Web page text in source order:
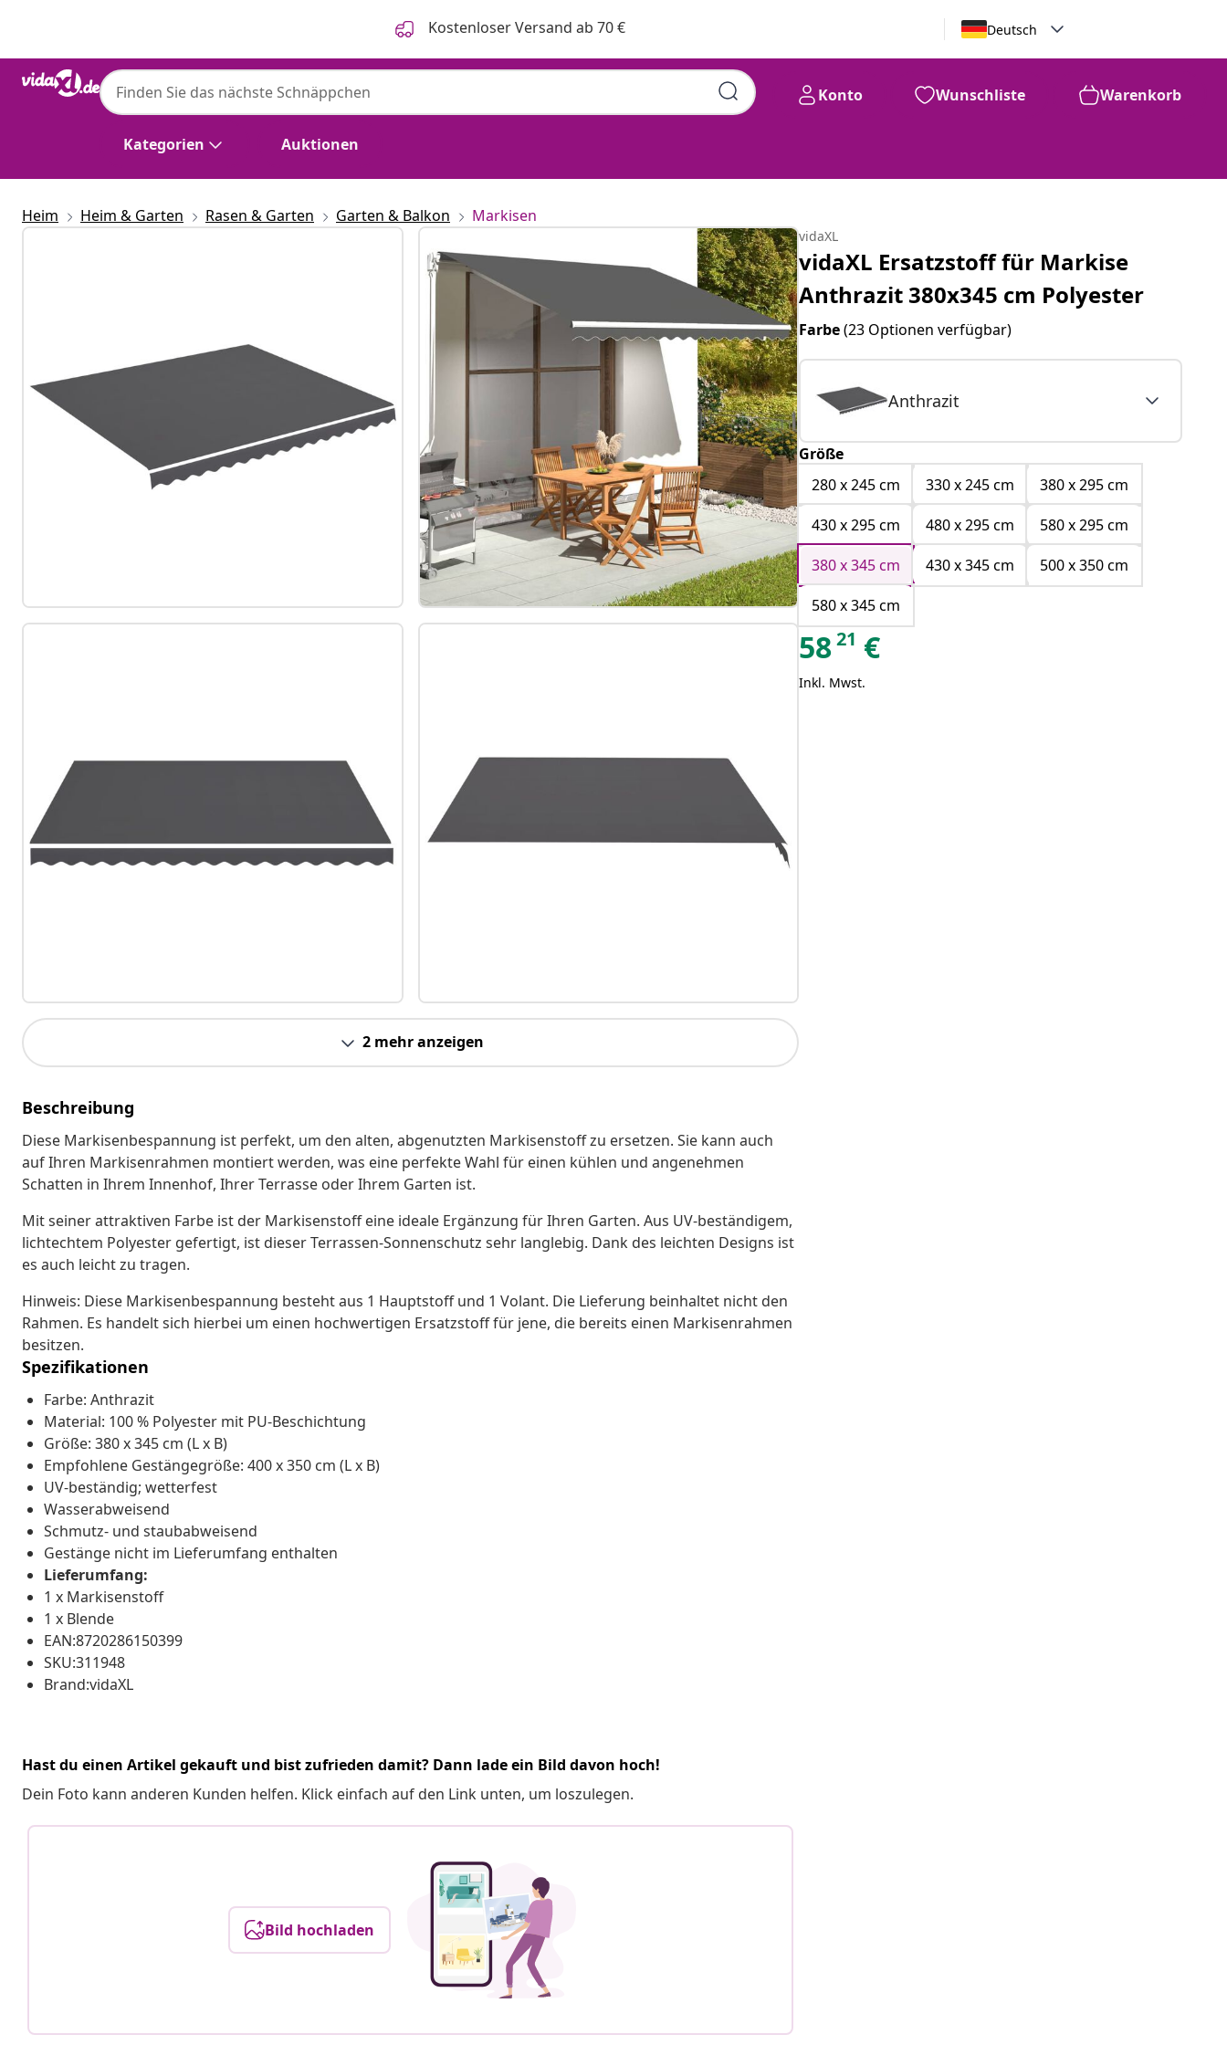
Kostenloser Versand ab 70 € Deutsch
Kategorien Auktionen
Konto Wunschliste Warenkorb
Heim Heim & Garten Rasen & Garten Garten & Balkon Markisen
2 mehr anzeigen
Beschreibung
Diese Markisenbespannung ist perfekt, um den alten, abgenutzten Markisenstoff zu ersetzen. Sie kann auch
auf Ihren Markisenrahmen montiert werden, was eine perfekte Wahl für einen kühlen und angenehmen
Schatten in Ihrem Innenhof, Ihrer Terrasse oder Ihrem Garten ist.
Mit seiner attraktiven Farbe ist der Markisenstoff eine ideale Ergänzung für Ihren Garten. Aus UV-beständigem,
lichtechtem Polyester gefertigt, ist dieser Terrassen-Sonnenschutz sehr langlebig. Dank des leichten Designs ist
es auch leicht zu tragen.
Hinweis: Diese Markisenbespannung besteht aus 1 Hauptstoff und 1 Volant. Die Lieferung beinhaltet nicht den
Rahmen. Es handelt sich hierbei um einen hochwertigen Ersatzstoff für jene, die bereits einen Markisenrahmen
besitzen.
Spezifikationen
Farbe: Anthrazit
Material: 100 % Polyester mit PU-Beschichtung
Größe: 380 x 345 cm (L x B)
Empfohlene Gestängegröße: 400 x 350 cm (L x B)
UV-beständig; wetterfest
Wasserabweisend
Schmutz- und staubabweisend
Gestänge nicht im Lieferumfang enthalten
Lieferumfang:
1 x Markisenstoff
1 x Blende
EAN:8720286150399
SKU:311948
Brand:vidaXL
Hast du einen Artikel gekauft und bist zufrieden damit? Dann lade ein Bild davon hoch!
Dein Foto kann anderen Kunden helfen. Klick einfach auf den Link unten, um loszulegen.
Bild hochladen
vidaXL
vidaXL Ersatzstoff für Markise
Anthrazit 380x345 cm Polyester
Farbe(23 Optionen verfügbar)
Anthrazit
Größe
280 x 245 cm
330 x 245 cm
380 x 295 cm
430 x 295 cm
480 x 295 cm
580 x 295 cm
380 x 345 cm
430 x 345 cm
500 x 350 cm
580 x 345 cm
5821 €
Inkl. Mwst.